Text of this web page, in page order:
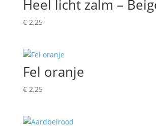
Heel licht zalm –
€2,25
Fel oranje
€2,25